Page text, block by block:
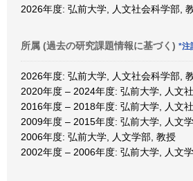
2026年度: 弘前大学, 人文社会科学部,
所属 (過去の研究課題情報に基づく) *注
2026年度: 弘前大学, 人文社会科学部,
2020年度 – 2024年度: 弘前大学, 人文
2016年度 – 2018年度: 弘前大学, 人文
2009年度 – 2015年度: 弘前大学, 人文
2006年度: 弘前大学, 人文学部, 教授
2002年度 – 2006年度: 弘前大学, 人文